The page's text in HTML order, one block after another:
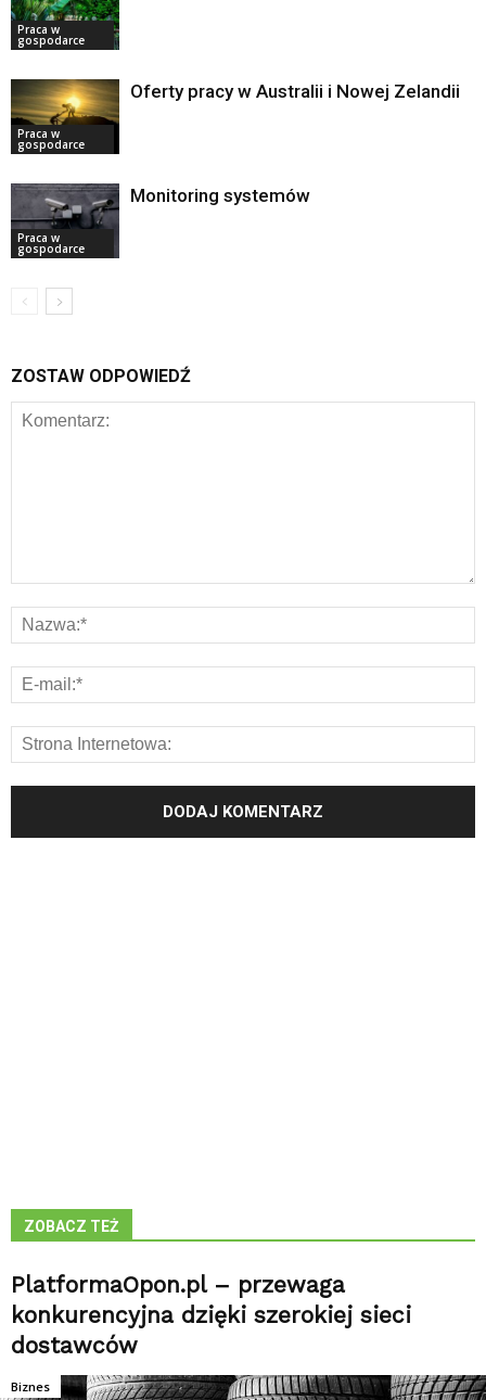
Praca w
gospodarce
Praca w
gospodarce
Oferty pracy w Australii i Nowej Zelandii
Praca w
gospodarce
Monitoring systemów
ZOSTAW ODPOWIEDŹ
ZOBACZ TEŻ
PlatformaOpon.pl – przewaga
konkurencyjna dzięki szerokiej sieci
dostawców
Biznes